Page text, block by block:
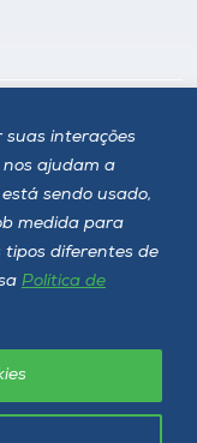
suas interações
nos ajudam a
sendo usado,
medida para
tipos diferentes de
Política de